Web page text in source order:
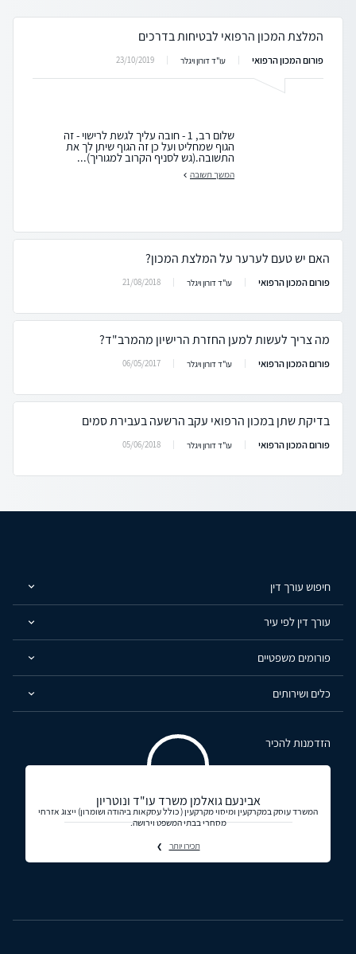
המלצת המכון הרפואי לבטיחות בדרכים
פורום המכון הרפואי עו"ד דורון ויגלר 23/10/2019
שלום רב, 1 - חובה עליך לגשת לרישוי - זה
הגוף שמחליט ועל כן זה הגוף שיתן לך את
התשובה.(גש לסניף הקרוב למגוריך)...
המשך תשובה
האם יש טעם לערער על המלצת המכון?
פורום המכון הרפואי עו"ד דורון ויגלר 21/08/2018
מה צריך לעשות למען החזרת הרישיון מהמרב"ד?
פורום המכון הרפואי עו"ד דורון ויגלר 06/05/2017
בדיקת שתן במכון הרפואי עקב הרשעה בעבירת סמים
פורום המכון הרפואי עו"ד דורון ויגלר 05/06/2018
חיפוש עורך דין
עורך דין לפי עיר
פורומים משפטיים
כלים ושירותים
הזדמנות להכיר
אבינעם גואלמן משרד עו"ד ונוטריון
המשרד עוסק במקרקעין ומיסוי מקרקעין ( כולל עסקאות ביהודה ושומרון) ייצוג אזרחי
מסחרי בבתי המשפט וירושה.
תכירו יותר